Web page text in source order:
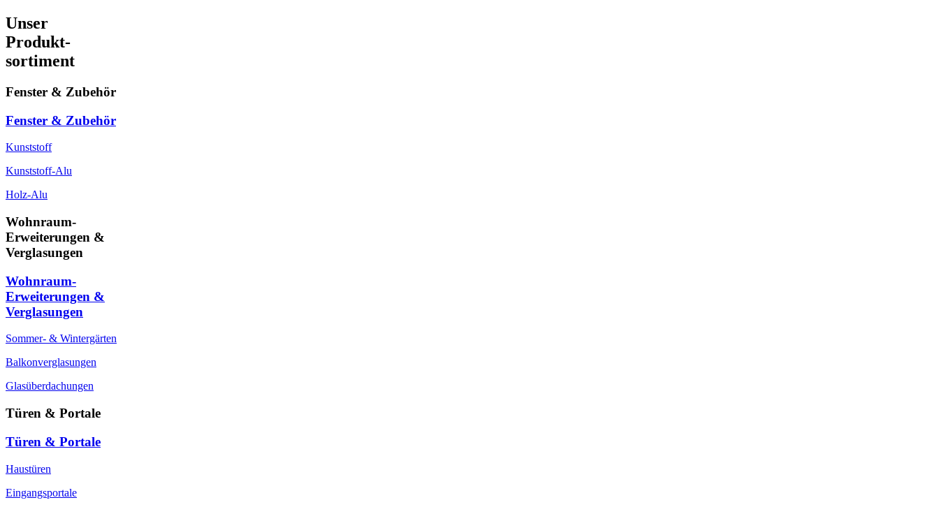
Unser
Produkt-
sortiment
Fenster & Zubehör
Fenster & Zubehör
Kunststoff
Kunststoff-Alu
Holz-Alu
Wohnraum-
Erweiterungen &
Verglasungen
Wohnraum-
Erweiterungen &
Verglasungen
Sommer- & Wintergärten
Balkonverglasungen
Glasüberdachungen
Türen & Portale
Türen & Portale
Haustüren
Eingangsportale